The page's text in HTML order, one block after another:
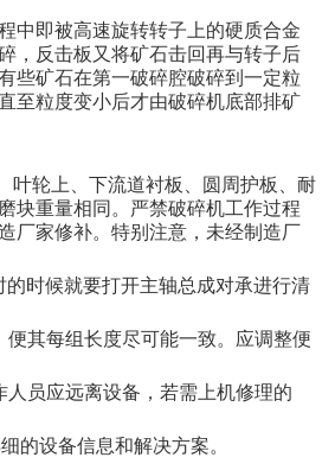
中即被高速旋转转子上的硬质合金
，反击板又将矿石击回再与转子后
些矿石在第一破碎腔破碎到一定粒
至粒度变小后才由破碎机底部排矿
叶轮上、下流道衬板、圆周护板、耐
块重量相同。严禁破碎机工作过程
厂家修补。特别注意，未经制造厂
时候就要打开主轴总成对承进行清
其每组长度尽可能一致。应调整便
员应远离设备，若需上机修理的
的设备信息和解决方案。